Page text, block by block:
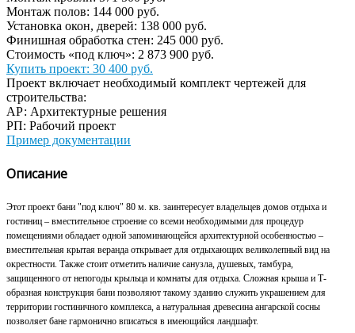
Монтаж полов: 144 000 руб.
Установка окон, дверей: 138 000 руб.
Финишная обработка стен: 245 000 руб.
Стоимость «под ключ»: 2 873 900 руб.
Купить проект: 30 400 руб.
Проект включает необходимый комплект чертежей для
строительства:
АР: Архитектурные решения
РП: Рабочий проект
Пример документации
Описание
Этот проект бани "под ключ" 80 м. кв. заинтересует владельцев домов отдыха и
гостиниц – вместительное строение со всеми необходимыми для процедур
помещениями обладает одной запоминающейся архитектурной особенностью –
вместительная крытая веранда открывает для отдыхающих великолепный вид на
окрестности. Также стоит отметить наличие санузла, душевых, тамбура,
защищенного от непогоды крыльца и комнаты для отдыха. Сложная крыша и Т-
образная конструкция бани позволяют такому зданию служить украшением для
территории гостиничного комплекса, а натуральная древесина ангарской сосны
позволяет бане гармонично вписаться в имеющийся ландшафт.